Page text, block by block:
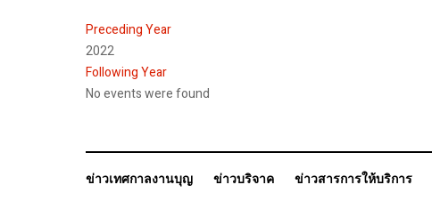
Preceding Year
2022
Following Year
No events were found
ข่าวเทศกาลงานบุญ ข่าวบริจาค ข่าวสารการให้บริการ